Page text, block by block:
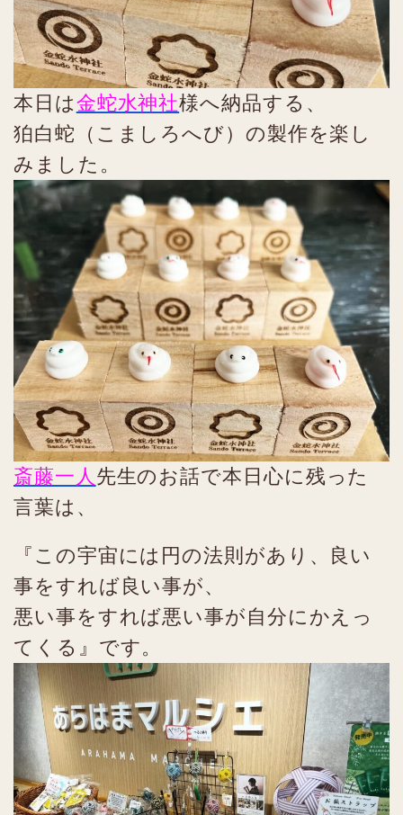
本日は金蛇水神社様へ納品する、
狛白蛇（こましろへび）の製作を楽し
みました。
斎藤一人 先生のお話で本日心に残った
言葉は、
『この宇宙には円の法則があり、良い
事をすれば良い事が、
悪い事をすれば悪い事が自分にかえっ
てくる』です。